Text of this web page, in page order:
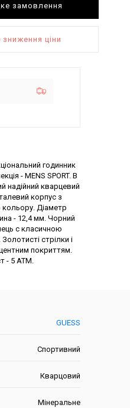
замовлення
ціни
GUESS
Спортивний
Кварцовий
Мінеральне
годинник
- MENS SPORT. В
надійний кварцевий
корпус з
Діаметр
- 12,4 мм. Чорний
с класичною
стрілки і
покриттям.
- 5 АТМ.